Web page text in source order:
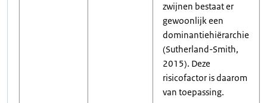
zwijnen bestaat er
gewoonlijk een
dominantiehiërarchie
(Sutherland-Smith,
2015). Deze
risicofactor is daarom
van toepassing.